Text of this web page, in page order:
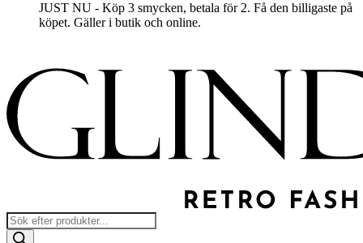
JUST NU - Köp 3 smycken, betala för 2. Få den billigaste på
köpet. Gäller i butik och online.
Products
search